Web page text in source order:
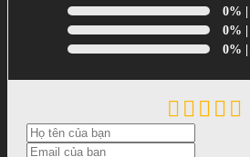
0%
0%
0%